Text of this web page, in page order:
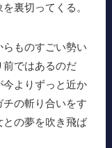
裏切ってくる。
ものすごい勢い
前ではあるのだ
よりずっと近か
の斬り合いをす
との夢を吹き飛ば